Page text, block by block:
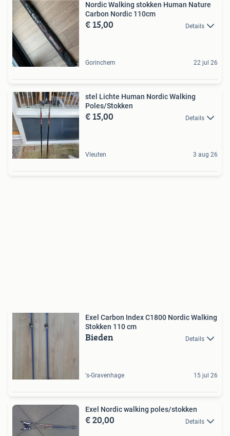
Nordic Walking stokken Human Nature
Carbon Nordic 110cm
€ 15,00 Details
Gorinchem 22 jul 26
stel Lichte Human Nordic Walking
Poles/Stokken
€ 15,00 Details
Vleuten 3 aug 26
Exel Carbon Index C1800 Nordic Walking
Stokken 110 cm
Bieden Details
's-Gravenhage 15 jul 26
Exel Nordic walking poles/stokken
€ 20,00 Details